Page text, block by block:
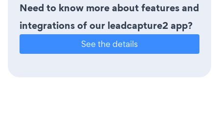
Need to know more about features and
integrations of our leadcapture2 app?
See the details